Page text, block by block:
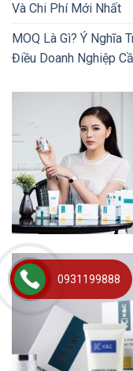
Và Chi Phí Mới Nhất
MOQ Là Gì? Ý Nghĩa
Điều Doanh Nghiệp
0931199888